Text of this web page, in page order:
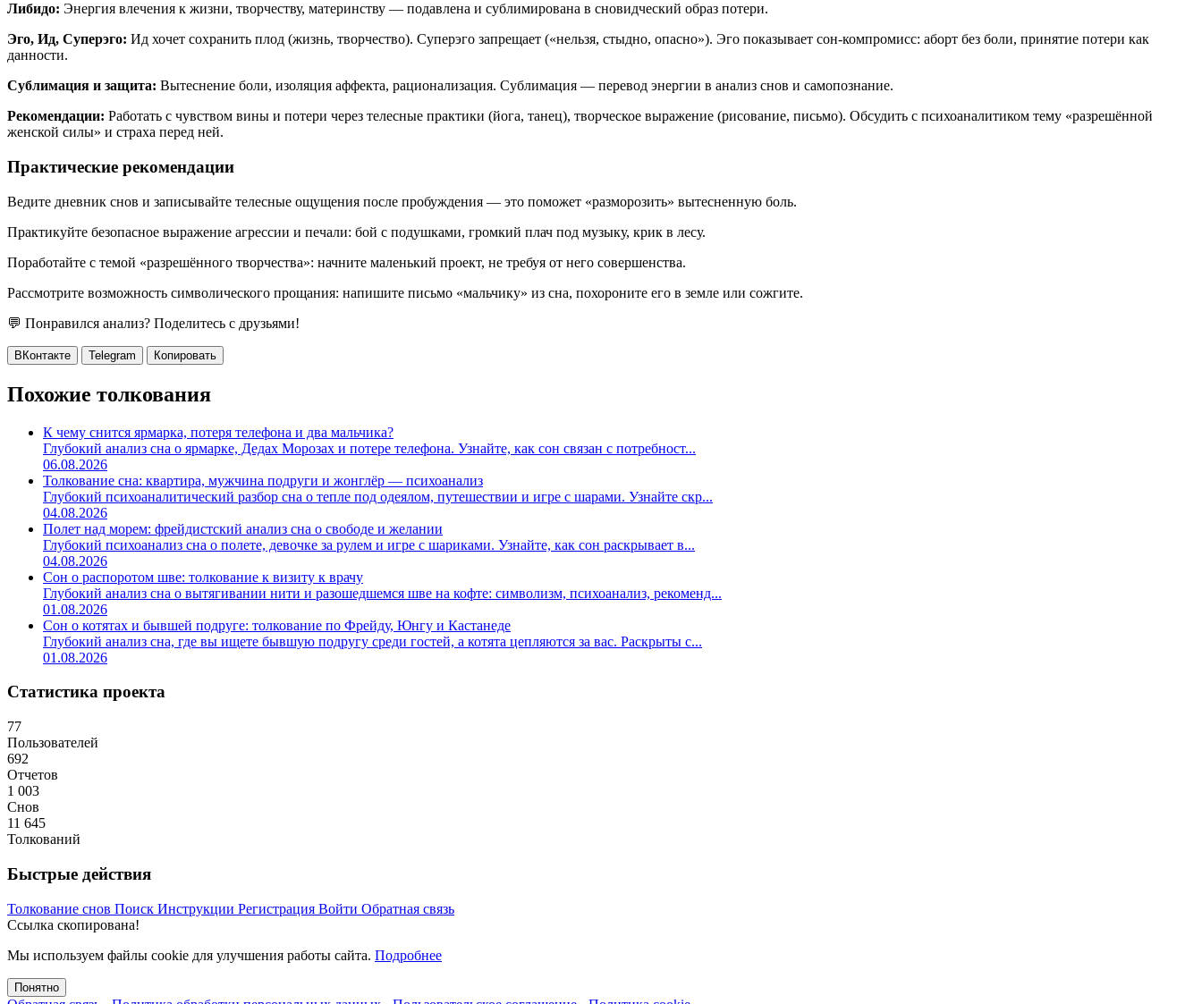
Либидо: Энергия влечения к жизни, творчеству, материнству — подавлена и сублимирована в сновидческий образ потери.
Эго, Ид, Суперэго: Ид хочет сохранить плод (жизнь, творчество). Суперэго запрещает («нельзя, стыдно, опасно»). Эго показывает сон-компромисс: аборт без боли, принятие потери как
данности.
Сублимация и защита: Вытеснение боли, изоляция аффекта, рационализация. Сублимация — перевод энергии в анализ снов и самопознание.
Рекомендации: Работать с чувством вины и потери через телесные практики (йога, танец), творческое выражение (рисование, письмо). Обсудить с психоаналитиком тему «разрешённой
женской силы» и страха перед ней.
Практические рекомендации
Ведите дневник снов и записывайте телесные ощущения после пробуждения — это поможет «разморозить» вытесненную боль.
Практикуйте безопасное выражение агрессии и печали: бой с подушками, громкий плач под музыку, крик в лесу.
Поработайте с темой «разрешённого творчества»: начните маленький проект, не требуя от него совершенства.
Рассмотрите возможность символического прощания: напишите письмо «мальчику» из сна, похороните его в земле или сожгите.
💬 Понравился анализ? Поделитесь с друзьями!
ВКонтакте Telegram Копировать
Похожие толкования
К чему снится ярмарка, потеря телефона и два мальчика?
Глубокий анализ сна о ярмарке, Дедах Морозах и потере телефона. Узнайте, как сон связан с потребност...
06.08.2026
Толкование сна: квартира, мужчина подруги и жонглёр — психоанализ
Глубокий психоаналитический разбор сна о тепле под одеялом, путешествии и игре с шарами. Узнайте скр...
04.08.2026
Полет над морем: фрейдистский анализ сна о свободе и желании
Глубокий психоанализ сна о полете, девочке за рулем и игре с шариками. Узнайте, как сон раскрывает в...
04.08.2026
Сон о распоротом шве: толкование к визиту к врачу
Глубокий анализ сна о вытягивании нити и разошедшемся шве на кофте: символизм, психоанализ, рекоменд...
01.08.2026
Сон о котятах и бывшей подруге: толкование по Фрейду, Юнгу и Кастанеде
Глубокий анализ сна, где вы ищете бывшую подругу среди гостей, а котята цепляются за вас. Раскрыты с...
01.08.2026
Статистика проекта
77
Пользователей
692
Отчетов
1 003
Снов
11 645
Толкований
Быстрые действия
Толкование снов Поиск Инструкции Регистрация Войти Обратная связь
Ссылка скопирована!
Мы используем файлы cookie для улучшения работы сайта. Подробнее
Понятно